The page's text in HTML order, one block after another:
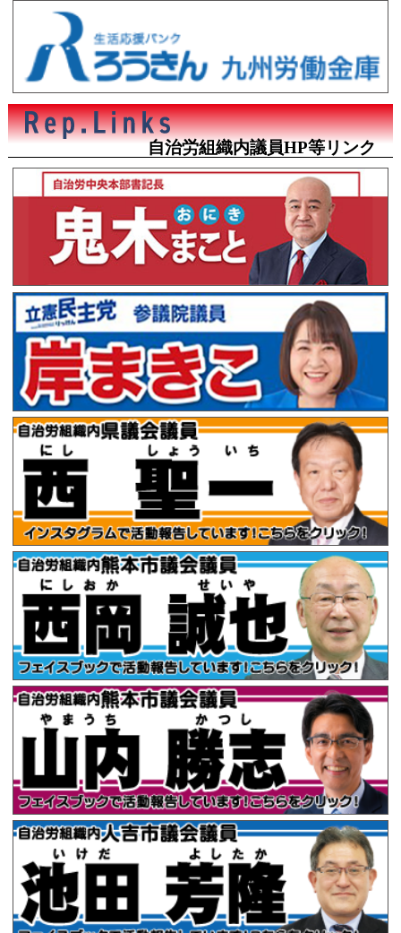
自治労組織内議員HP等リンク